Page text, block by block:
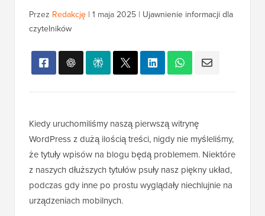
Przez Redakcję | 1 maja 2025 | Ujawnienie informacji dla
czytelników
Kiedy uruchomiliśmy naszą pierwszą witrynę
WordPress z dużą ilością treści, nigdy nie myśleliśmy,
że tytuły wpisów na blogu będą problemem. Niektóre
z naszych dłuższych tytułów psuły nasz piękny układ,
podczas gdy inne po prostu wyglądały niechlujnie na
urządzeniach mobilnych.